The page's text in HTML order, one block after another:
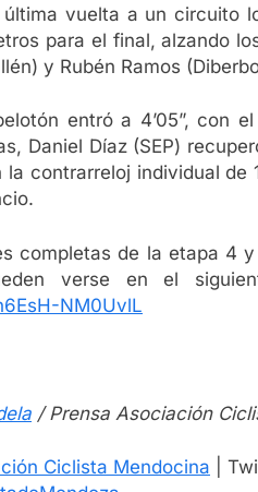
vuelta a un circuito
para el final, alzando
y Rubén Ramos
entró a 4’05”, con
Daniel Díaz (SEP)
la contrarreloj individual
completas de la etapa 4
verse en el
NM0UvlL
/ Prensa Asociación
Ciclista Mendocina |